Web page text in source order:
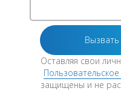
Оставляя свои
защищены и не